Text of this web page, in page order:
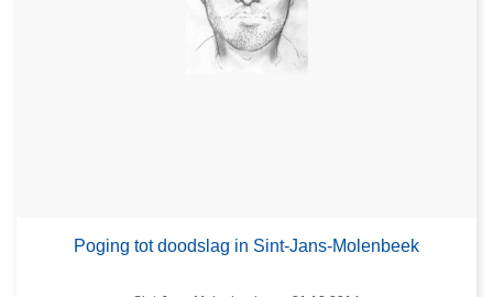
Poging tot doodslag in Sint-Jans-Molenbeek